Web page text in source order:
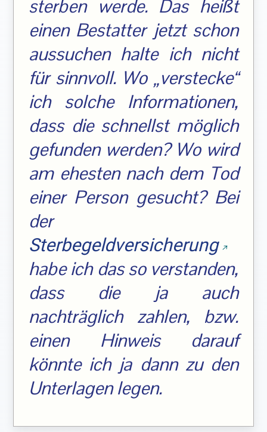
sterben werde. Das heißt
einen Bestatter jetzt schon
aussuchen halte ich nicht
für sinnvoll. Wo „verstecke“
ich solche Informationen,
dass die schnellst möglich
gefunden werden? Wo wird
am ehesten nach dem Tod
einer Person gesucht? Bei
der
Sterbegeldversicherung
habe ich das so verstanden,
dass die ja auch
nachträglich zahlen, bzw.
einen Hinweis darauf
könnte ich ja dann zu den
Unterlagen legen.